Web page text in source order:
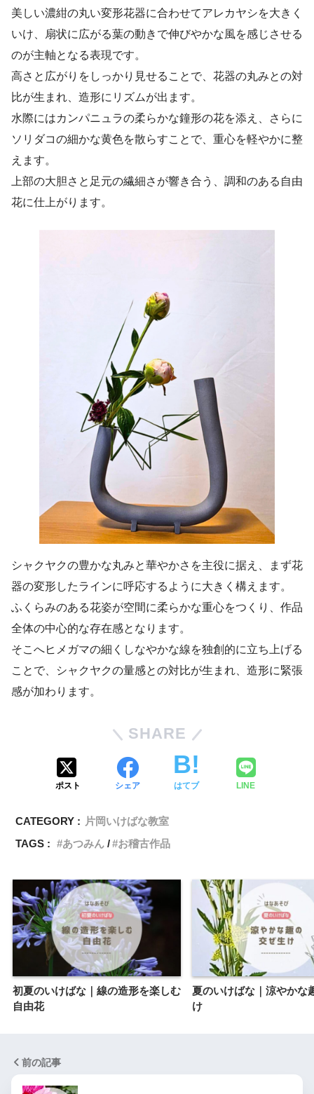
美しい濃紺の丸い変形花器に合わせてアレカヤシを大きく
いけ、扇状に広がる葉の動きで伸びやかな風を感じさせる
のが主軸となる表現です。
高さと広がりをしっかり見せることで、花器の丸みとの対
比が生まれ、造形にリズムが出ます。
水際にはカンパニュラの柔らかな鐘形の花を添え、さらに
ソリダコの細かな黄色を散らすことで、重心を軽やかに整
えます。
上部の大胆さと足元の繊細さが響き合う、調和のある自由
花に仕上がります。
シャクヤクの豊かな丸みと華やかさを主役に据え、まず花
器の変形したラインに呼応するように大きく構えます。
ふくらみのある花姿が空間に柔らかな重心をつくり、作品
全体の中心的な存在感となります。
そこへヒメガマの細くしなやかな線を独創的に立ち上げる
ことで、シャクヤクの量感との対比が生まれ、造形に緊張
感が加わります。
SHARE
ポスト シェア はてブ LINE
CATEGORY : 片岡いけばな教室
TAGS :
あつみん お稽古作品
初夏のいけばな｜線の造形を楽しむ
自由花
夏のいけばな｜涼やかな
け
前の記事